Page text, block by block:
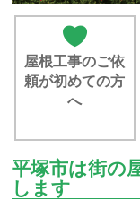
屋根工事のご依
頼が初めての方
へ
平塚市は街の
します